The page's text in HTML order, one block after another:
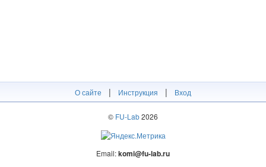
О сайте | Инструкция | Вход
© FU-Lab2026
Email:komi@fu-lab.ru